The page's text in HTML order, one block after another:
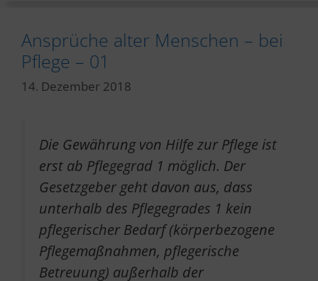
Ansprüche alter Menschen – bei
Pflege – 01
14. Dezember 2018
Die Gewährung von Hilfe zur Pflege ist
erst ab Pflegegrad 1 möglich. Der
Gesetzgeber geht davon aus, dass
unterhalb des Pflegegrades 1 kein
pflegerischer Bedarf (körperbezogene
Pflegemaßnahmen, pflegerische
Betreuung) außerhalb der